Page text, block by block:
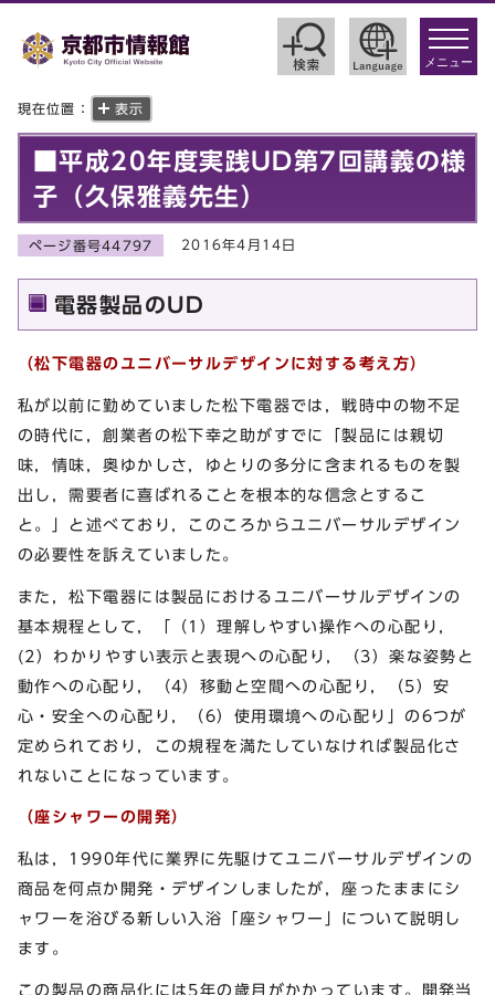
toggle
メニュー
現在位置： 表示
■平成20年度実践UD第7回講義の様
子（久保雅義先生）
ページ番号44797 2016年4月14日
電器製品のUD
（松下電器のユニバーサルデザインに対する考え方）
私が以前に勤めていました松下電器では，戦時中の物不足
の時代に，創業者の松下幸之助がすでに「製品には親切
味，情味，奥ゆかしさ，ゆとりの多分に含まれるものを製
出し，需要者に喜ばれることを根本的な信念とするこ
と。」と述べており，このころからユニバーサルデザイン
の必要性を訴えていました。
また，松下電器には製品におけるユニバーサルデザインの
基本規程として，「（1）理解しやすい操作への心配り，
(2）わかりやすい表示と表現への心配り，（3）楽な姿勢と
動作への心配り，（4）移動と空間への心配り，（5）安
心・安全への心配り，（6）使用環境への心配り」の6つが
定められており，この規程を満たしていなければ製品化さ
れないことになっています。
（座シャワーの開発）
私は，1990年代に業界に先駆けてユニバーサルデザインの
商品を何点か開発・デザインしましたが，座ったままにシ
ャワーを浴びる新しい入浴「座シャワー」について説明し
ます。
この製品の商品化には5年の歳月がかかっています。開発当